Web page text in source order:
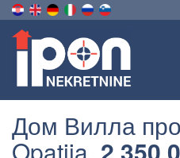
Дом Вилла